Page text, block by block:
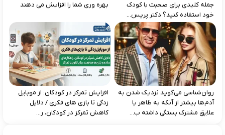
جمله کلیدی برای صحبت با کودک
خود استفاده کنید؟ دکتر پریس...
بهره‌ وری شما را افزایش می‌ دهند
روان‌شناسی می‌گوید نزدیک شدن به
آدم‌ها بیشتر از آنکه به ظاهر یا
علایق مشترک بستگی داشته ب...
افزایش تمرکز در کودکان: از موبایل‌
زدگی تا بازی‌ های فکری / دلایل
کاهش تمرکز در کودکان، ر...